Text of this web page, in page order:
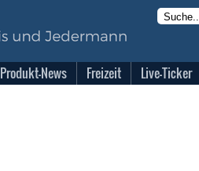
Produkt-News Freizeit Live-Ticker